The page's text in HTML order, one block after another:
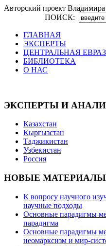
Авторский проект
ПОИСК:
ГЛАВНАЯ
ЭКСПЕРТЫ
ЦЕНТРАЛЬНАЯ
БИБЛИОТЕКА
О НАС
ЭКСПЕРТЫ И
Казахстан
Кыргызстан
Таджикистан
Узбекистан
Россия
НОВЫЕ МАТЕРИАЛЫ
К вопросу научного
научные подходы
Основные парадигмы
парадигма
Основные парадигмы
неомарксизм и мир-